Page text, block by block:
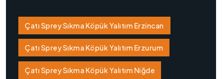
Çatı Sprey Sıkma Köpük Yalıtım Erzincan
Çatı Sprey Sıkma Köpük Yalıtım Erzurum
Çatı Sprey Sıkma Köpük Yalıtım Niğde